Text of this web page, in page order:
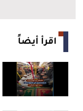
اقرأ أيضاً